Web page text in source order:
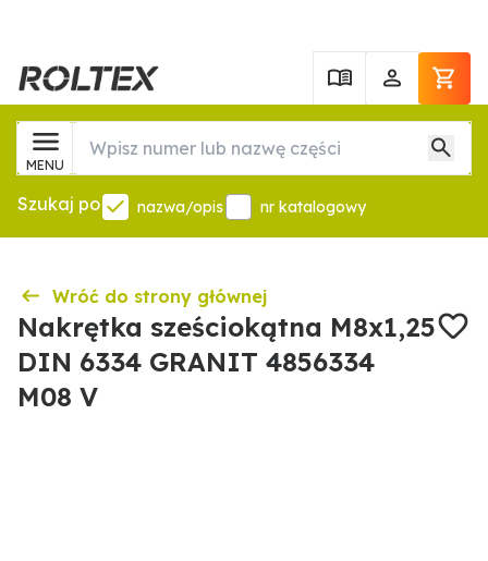
MENU
Szukaj po nazwa/opis nr katalogowy
Wróć do strony głównej
Nakrętka sześciokątna M8x1,25
DIN 6334 GRANIT 4856334
M08 V